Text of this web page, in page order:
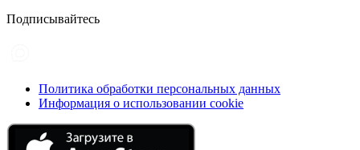
Подписывайтесь
Политика обработки персональных данных
Информация о использовании cookie